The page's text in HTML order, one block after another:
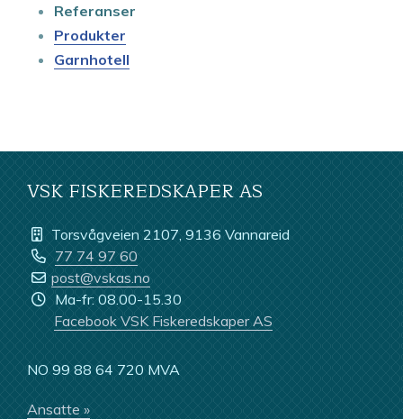
Referanser
Produkter
Garnhotell
VSK FISKEREDSKAPER AS
Torsvågveien 2107, 9136 Vannareid
77 74 97 60
post@vskas.no
Ma-fr: 08.00-15.30
Facebook VSK Fiskeredskaper AS
NO 99 88 64 720 MVA
Ansatte »